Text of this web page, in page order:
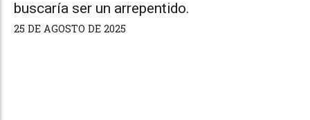
buscaría ser un arrepentido.
25 DE AGOSTO DE 2025